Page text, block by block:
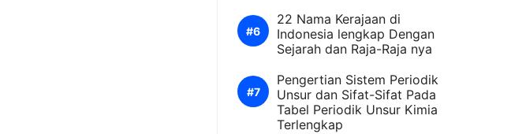
22 Nama Kerajaan di
Indonesia lengkap Dengan
Sejarah dan Raja-Raja nya
Pengertian Sistem Periodik
Unsur dan Sifat-Sifat Pada
Tabel Periodik Unsur Kimia
Terlengkap